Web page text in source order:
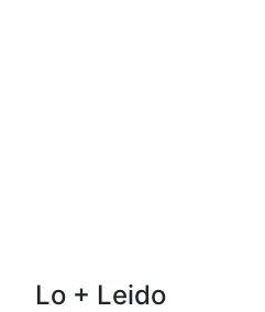
Lo + Leido